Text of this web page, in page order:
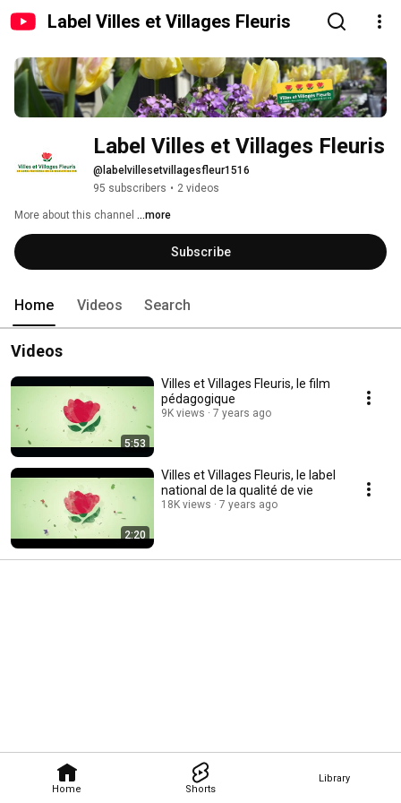
Label Villes et Villages Fleuris
Home Shorts
Library
Label Villes et Villages Fleuris
@labelvillesetvillagesfleur1516
95 subscribers • 2 videos
More about this channel ...more
Subscribe
Home Videos Search
Videos
5:53
Villes et Villages Fleuris, le film
pédagogique
9K views 7 years ago
2:20
Villes et Villages Fleuris, le label
national de la qualité de vie
18K views 7 years ago